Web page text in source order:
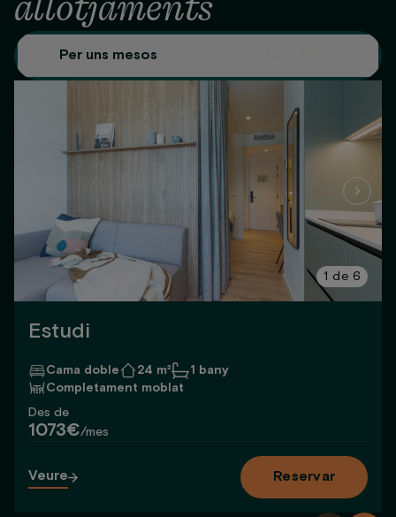
Per uns mesos
1 de 6
Estudi
Cama doble 24 m²
1 bany
Completament moblat
Des de
1073€/mes
Veure Reservar